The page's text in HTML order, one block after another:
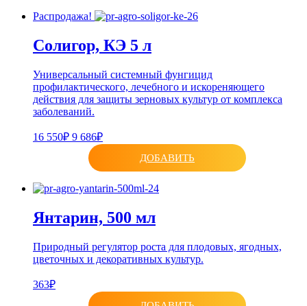
Распродажа!
Солигор, КЭ 5 л
Универсальный системный фунгицид
профилактического, лечебного и искореняющего
действия для защиты зерновых культур от комплекса
заболеваний.
16 550₽ 9 686₽
ДОБАВИТЬ
Янтарин, 500 мл
Природный регулятор роста для плодовых, ягодных,
цветочных и декоративных культур.
363₽